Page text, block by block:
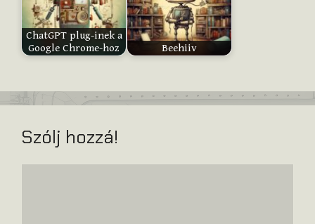
ChatGPT plug-inek a
Google Chrome-hoz
Beehiiv
Szólj hozzá!